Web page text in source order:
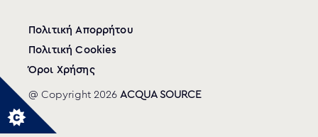
Πολιτική Απορρήτου
Πολιτική Cookies
Όροι Χρήσης
@ Copyright 2026 ACQUA SOURCE